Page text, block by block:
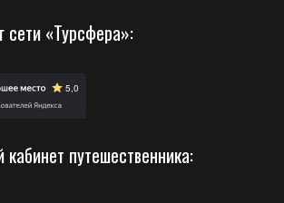
сети «Турсфера»:
путешественника: